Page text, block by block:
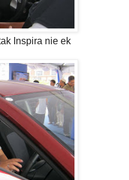
Inspira nie ek